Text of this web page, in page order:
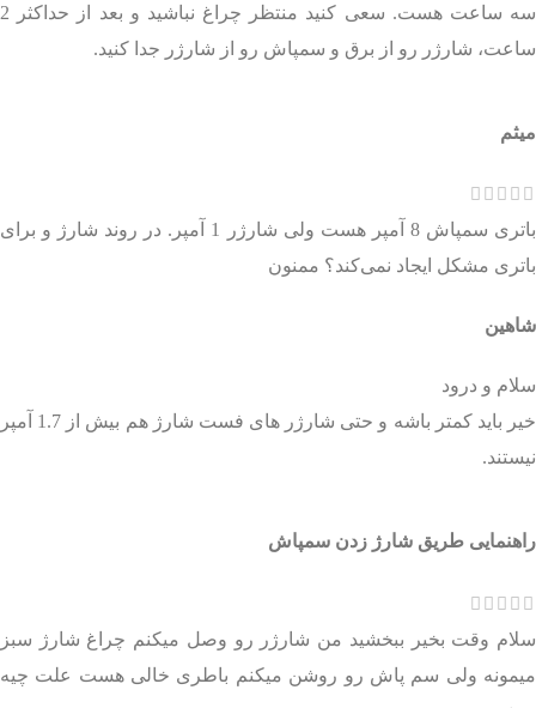
سه ساعت هست. سعی کنید منتظر چراغ نباشید و بعد از حداکثر 2
ساعت، شارژر رو از برق و سمپاش رو از شارژر جدا کنید.
میثم
باتری سمپاش 8 آمپر هست ولی شارژر 1 آمپر. در روند شارژ و برای
باتری مشکل ایجاد نمی‌کند؟ ممنون
شاهین
سلام و درود
خیر باید کمتر باشه و حتی شارژر های فست شارژ هم بیش از 1.7 آمپر
نیستند.
راهنمایی طریق شارژ زدن سمپاش
سلام وقت بخیر ببخشید من شارژر رو وصل میکنم چراغ شارژ سبز
میمونه ولی سم پاش رو روشن میکنم باطری خالی هست علت چیه